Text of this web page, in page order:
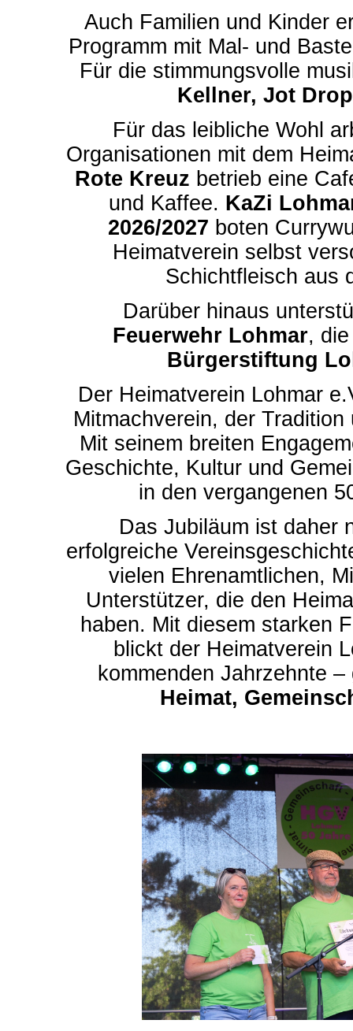
Auch Familien und Kinder
Programm mit Mal- und
Für die stimmungsvolle
Kellner, Jot Drop
Für das leibliche Wohl
Organisationen mit dem
Rote Kreuz betrieb eine
und Kaffee. KaZi
2026/2027 boten
Heimatverein selbst
Schichtfleisch aus
Darüber hinaus
Feuerwehr Lohmar,
Bürgerstiftung
Der Heimatverein Lohmar
Mitmachverein, der
Mit seinem breiten
Geschichte, Kultur und
in den vergangenen
Das Jubiläum ist daher
erfolgreiche
vielen Ehrenamtlichen,
Unterstützer, die den
haben. Mit diesem starken
blickt der Heimatverein
kommenden Jahrzehnte
Heimat,